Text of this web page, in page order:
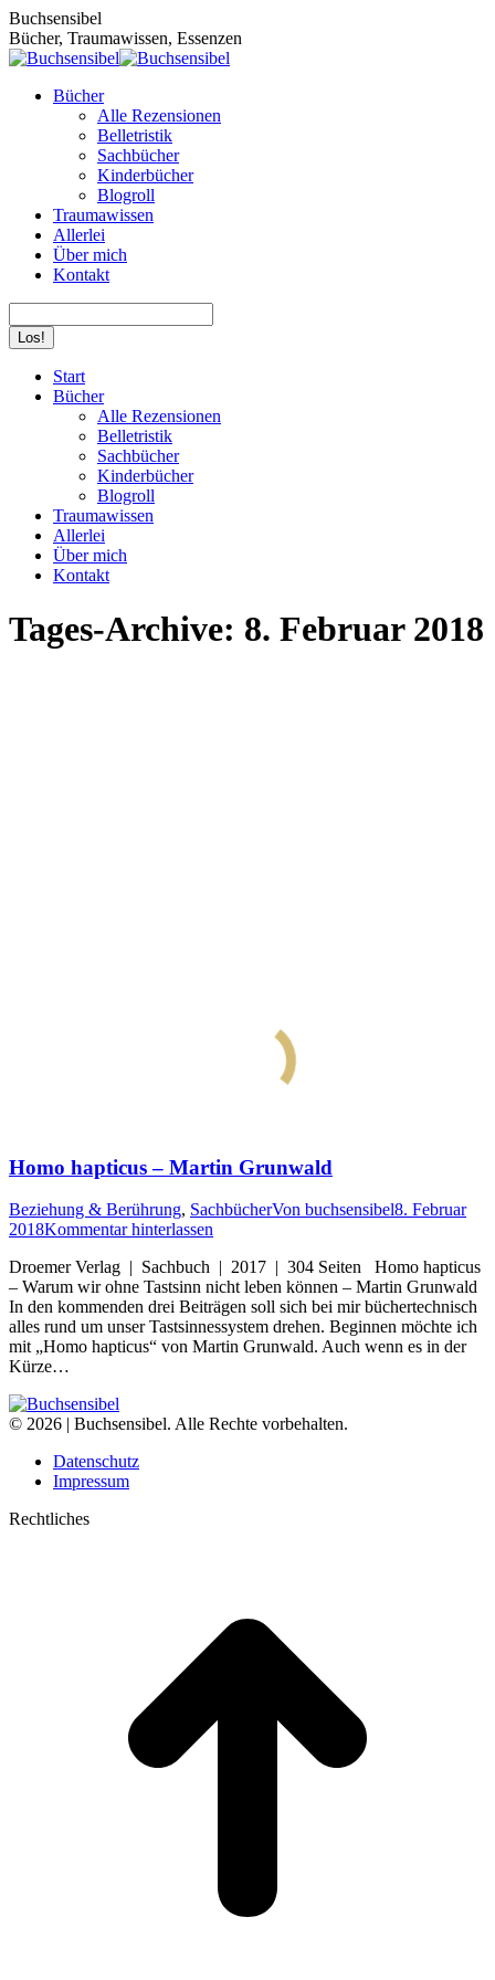
Zum
Inhalt
springen
Buchsensibel
Bücher, Traumawissen, Essenzen
Bücher
Alle Rezensionen
Belletristik
Sachbücher
Kinderbücher
Blogroll
Traumawissen
Allerlei
Über mich
Kontakt
page
opens
page
opens
Start
Bücher
Alle Rezensionen
Belletristik
Sachbücher
Kinderbücher
Blogroll
Traumawissen
Allerlei
Über mich
Kontakt
Tages-Archive: 8. Februar 2018
Homo hapticus – Martin Grunwald
Beziehung & Berührung, SachbücherVon buchsensibel8. Februar
2018Kommentar hinterlassen
Droemer Verlag | Sachbuch | 2017 | 304 Seiten Homo hapticus
– Warum wir ohne Tastsinn nicht leben können – Martin Grunwald
In den kommenden drei Beiträgen soll sich bei mir büchertechnisch
alles rund um unser Tastsinnessystem drehen. Beginnen möchte ich
mit „Homo hapticus“ von Martin Grunwald. Auch wenn es in der
Kürze…
© 2026 | Buchsensibel. Alle Rechte vorbehalten.
Datenschutz
Impressum
Rechtliches